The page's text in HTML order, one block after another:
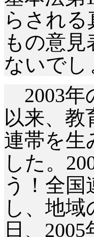
らされ
もの意
ないでし
2003
以来、教
連帯を生
した。
う！全国
し、地
日、